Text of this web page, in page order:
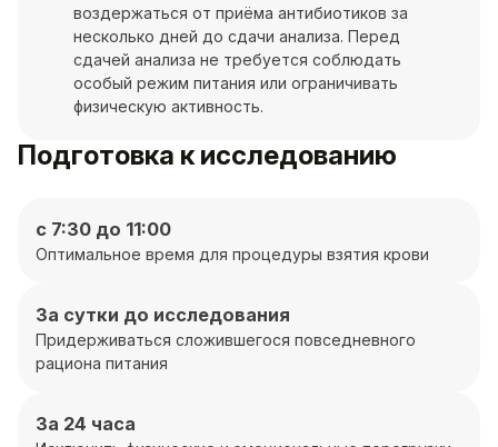
воздержаться от приёма антибиотиков за
несколько дней до сдачи анализа. Перед
сдачей анализа не требуется соблюдать
особый режим питания или ограничивать
физическую активность.
Подготовка к исследованию
с 7:30 до 11:00
Оптимальное время для процедуры взятия крови
За сутки до исследования
Придерживаться сложившегося повседневного
рациона питания
За 24 часа